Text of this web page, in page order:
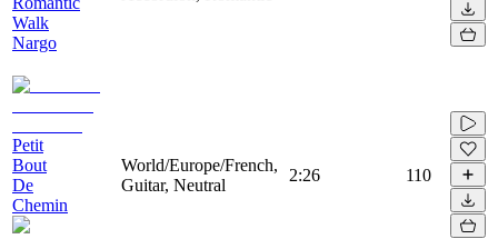
Walk
Nargo
Petit
Bout
De
Chemin
World/Europe/French,
Guitar, Neutral
2:26 110